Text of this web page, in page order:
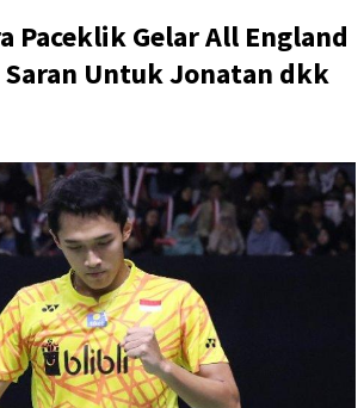
Paceklik Gelar All England
Saran Untuk Jonatan dkk